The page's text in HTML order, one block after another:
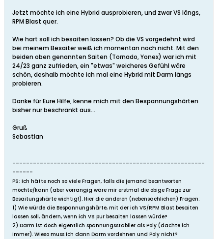
Jetzt möchte ich eine Hybrid ausprobieren, und zwar VS längs,
RPM Blast quer.
Wie hart soll ich besaiten lassen? Ob die VS vorgedehnt wird
bei meinem Besaiter weiß ich momentan noch nicht. Mit den
beiden oben genannten Saiten (Tornado, Yonex) war ich mit
24/23 ganz zufrieden, ein "etwas" weicheres Gefühl wäre
schön, deshalb möchte ich mal eine Hybrid mit Darm längs
probieren.
Danke für Eure Hilfe, kenne mich mit den Bespannungshärten
bisher nur beschränkt aus...
Gruß
Sebastian
--------------------------------------------------------
------
PS: Ich hätte noch so viele Fragen, falls die jemand beantworten
möchte/kann (aber vorrangig wäre mir erstmal die obige Frage zur
Besaitungshärte wichtig!). Hier die anderen (nebensächlichen) Fragen:
1) Wie würde die Bespannungshärte, mit der ich VS/RPM Blast besaiten
lassen soll, ändern, wenn ich VS pur besaiten lassen würde?
2) Darm ist doch eigentlich spannungsstabiler als Poly (dachte ich
immer). Wieso muss ich dann Darm vordehnen und Poly nicht?